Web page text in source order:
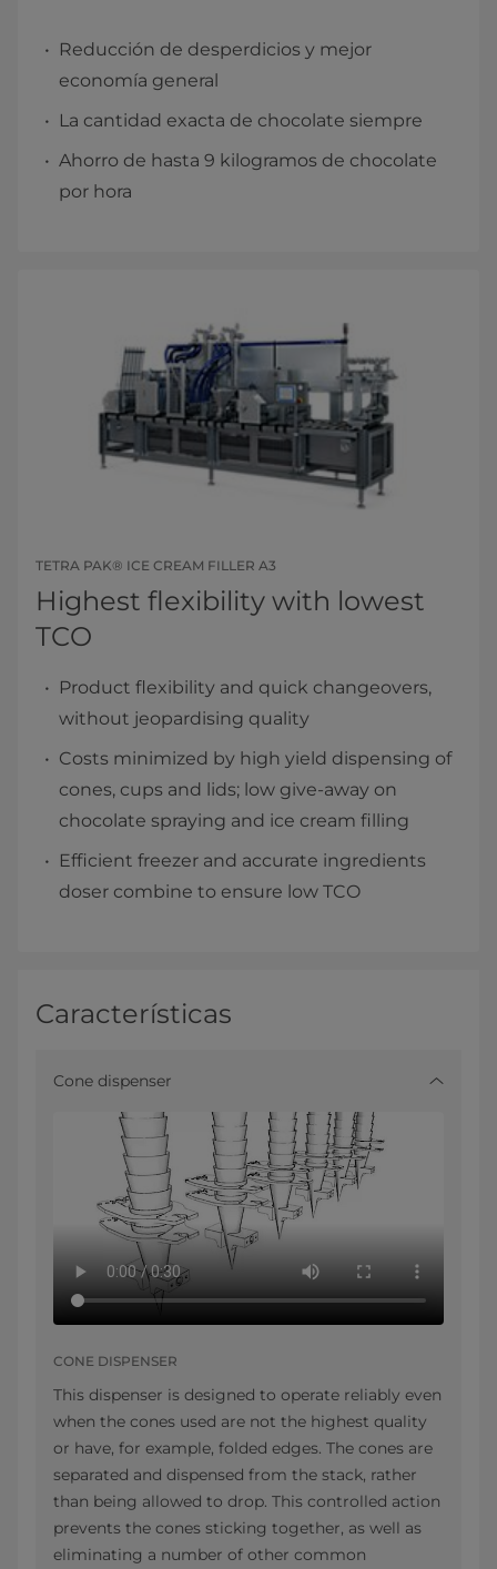
Reducción de desperdicios y mejor
economía general
La cantidad exacta de chocolate siempre
Ahorro de hasta 9 kilogramos de chocolate
por hora
TETRA PAK® ICE CREAM FILLER A3
Highest flexibility with lowest
TCO
Product flexibility and quick changeovers,
without jeopardising quality
Costs minimized by high yield dispensing of
cones, cups and lids; low give-away on
chocolate spraying and ice cream filling
Efficient freezer and accurate ingredients
doser combine to ensure low TCO
Características
Cone dispenser
CONE DISPENSER
This dispenser is designed to operate reliably even
when the cones used are not the highest quality
or have, for example, folded edges. The cones are
separated and dispensed from the stack, rather
than being allowed to drop. This controlled action
prevents the cones sticking together, as well as
eliminating a number of other common